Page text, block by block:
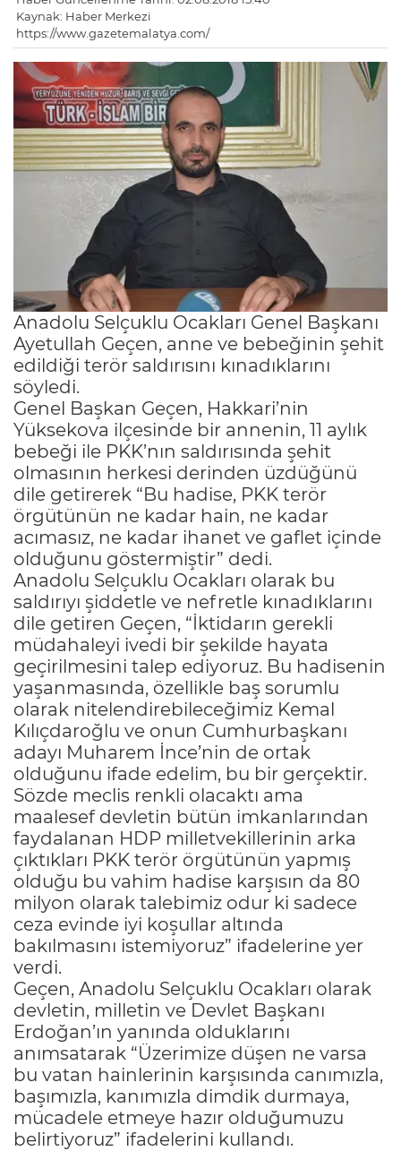
Kaynak: Haber Merkezi
https://www.gazetemalatya.com/
Anadolu Selçuklu Ocakları Genel Başkanı
Ayetullah Geçen, anne ve bebeğinin şehit
edildiği terör saldırısını kınadıklarını
söyledi.
Genel Başkan Geçen, Hakkari’nin
Yüksekova ilçesinde bir annenin, 11 aylık
bebeği ile PKK’nın saldırısında şehit
olmasının herkesi derinden üzdüğünü
dile getirerek “Bu hadise, PKK terör
örgütünün ne kadar hain, ne kadar
acımasız, ne kadar ihanet ve gaflet içinde
olduğunu göstermiştir” dedi.
Anadolu Selçuklu Ocakları olarak bu
saldırıyı şiddetle ve nefretle kınadıklarını
dile getiren Geçen, “İktidarın gerekli
müdahaleyi ivedi bir şekilde hayata
geçirilmesini talep ediyoruz. Bu hadisenin
yaşanmasında, özellikle baş sorumlu
olarak nitelendirebileceğimiz Kemal
Kılıçdaroğlu ve onun Cumhurbaşkanı
adayı Muharem İnce’nin de ortak
olduğunu ifade edelim, bu bir gerçektir.
Sözde meclis renkli olacaktı ama
maalesef devletin bütün imkanlarından
faydalanan HDP milletvekillerinin arka
çıktıkları PKK terör örgütünün yapmış
olduğu bu vahim hadise karşısın da 80
milyon olarak talebimiz odur ki sadece
ceza evinde iyi koşullar altında
bakılmasını istemiyoruz” ifadelerine yer
verdi.
Geçen, Anadolu Selçuklu Ocakları olarak
devletin, milletin ve Devlet Başkanı
Erdoğan’ın yanında olduklarını
anımsatarak “Üzerimize düşen ne varsa
bu vatan hainlerinin karşısında canımızla,
başımızla, kanımızla dimdik durmaya,
mücadele etmeye hazır olduğumuzu
belirtiyoruz” ifadelerini kullandı.